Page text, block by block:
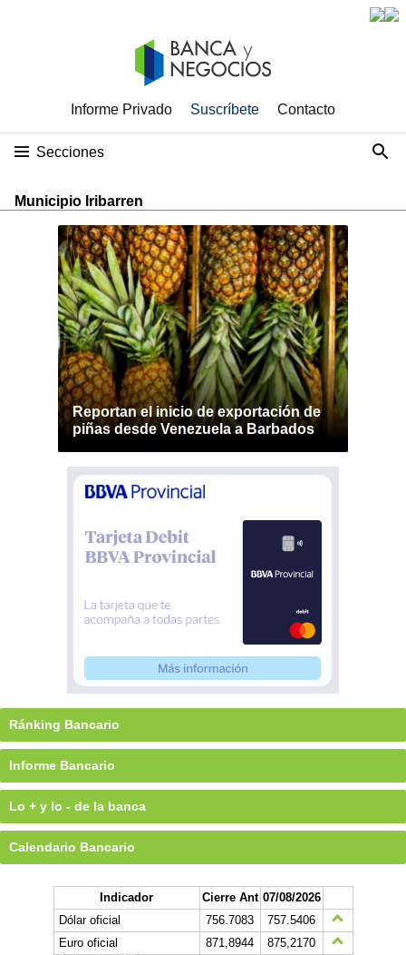
Informe Privado Suscríbete Contacto
Secciones
Municipio Iribarren
Reportan el inicio de exportación de
piñas desde Venezuela a Barbados
Ránking Bancario
Informe Bancario
Lo + y lo - de la banca
Calendario Bancario
Indicador Cierre Ant 07/08/2026
Dólar oficial
756.7083
757.5406
Euro oficial
871,8944
875,2170